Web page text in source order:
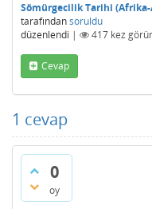
Sömürgecilik Tarihi (Afrika-
tarafındansoruldu
düzenlendi | 417 kez
Cevap
1 cevap
0
oy